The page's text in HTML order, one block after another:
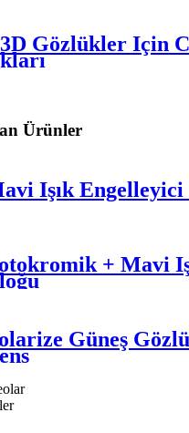
Gözlükler İçin
Ürünler
Işık Engelleyici
+ Mavi
Güneş